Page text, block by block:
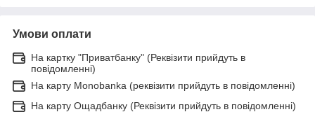
Умови оплати
На картку "Приватбанку" (Реквізити прийдуть в
повідомленні)
На карту Monobanka (реквізити прийдуть в повідомленні)
На карту Ощадбанку (Реквізити прийдуть в повідомленні)